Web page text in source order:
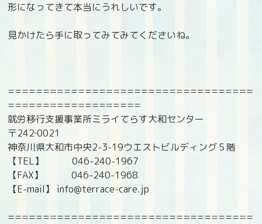
形になってきて本当にうれしいです。
見かけたら手に取ってみてみてくださいね。
===================================
===================
就労移行支援事業所ミライてらす大和センター
〒242‐0021
神奈川県大和市中央2-3-19ウエストビルディング５階
【TEL】 046-240-1967
【FAX】 046-240-1968
【E-mail】 info@terrace-care.jp
===================================